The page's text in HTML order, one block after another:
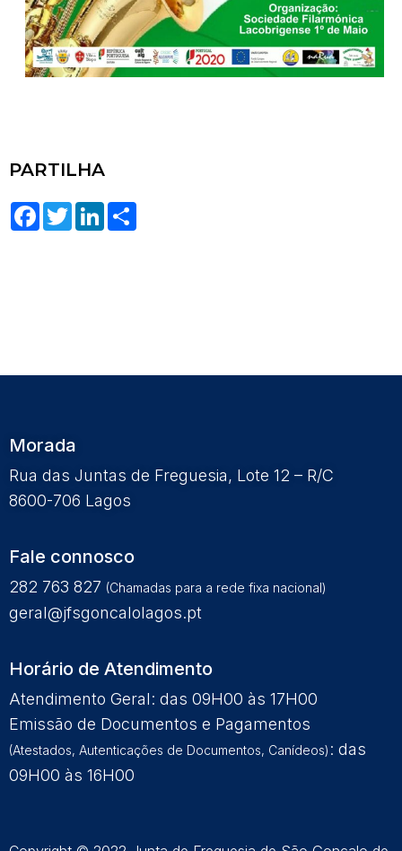
PARTILHA
Facebook
TwitterLinkedIn
Morada
Rua das Juntas de Freguesia, Lote 12 – R/C
8600-706 Lagos
Fale connosco
282 763 827 (Chamadas para a rede fixa nacional)
geral@jfsgoncalolagos.pt
Horário de Atendimento
Atendimento Geral: das 09H00 às 17H00
Emissão de Documentos e Pagamentos
(Atestados, Autenticações de Documentos, Canídeos) : das
09H00 às 16H00